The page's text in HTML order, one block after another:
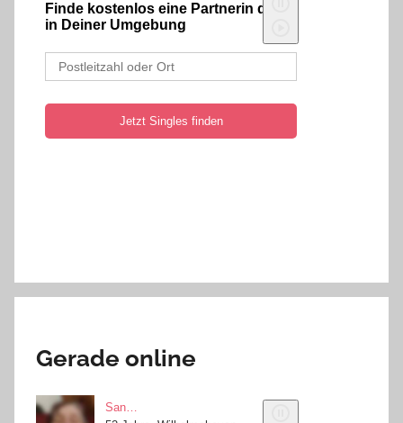
Gerade online